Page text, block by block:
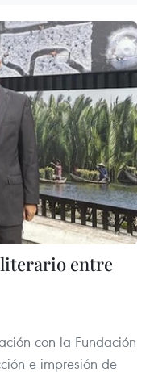
entre
con la Fundación
e impresión de